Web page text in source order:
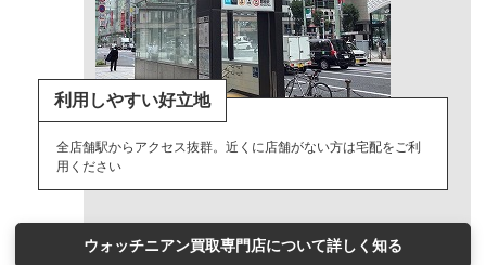
利用しやすい好立地
全店舗駅からアクセス抜群。近くに店舗がない方は宅配をご利
用ください
ウォッチニアン買取専門店について詳しく知る